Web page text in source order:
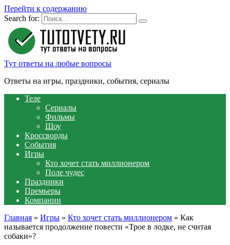
Перейти к содержанию
Search for:
Тут ответы на любые вопросы
Ответы на игры, праздники, события, сериалы
Теле
Сериалы
Фильмы
Шоу
Кроссворды
События
Игры
Кто хочет стать миллионером
Поле чудес
Праздники
Премьеры
Компании
Главная » Игры » Кто хочет стать миллионером » Как
называется продолжение повести «Трое в лодке, не считая
собаки»?